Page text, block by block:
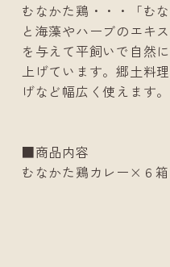
むなかた鶏・・・「む
と海藻やハーブのエキ
を与えて平飼いで自然
上げています。郷土料
げなど幅広く使えます。
■商品内容
むなかた鶏カレー×６箱